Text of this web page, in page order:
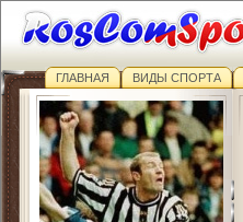
ГЛАВНАЯ ВИДЫ СПОРТА